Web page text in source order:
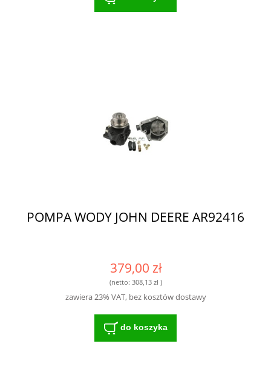
POMPA WODY JOHN DEERE AR92416
379,00 zł
(netto: 308,13 zł)
zawiera 23% VAT, bez kosztów dostawy
do koszyka